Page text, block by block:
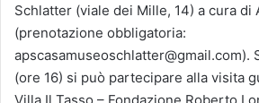
Schlatter (viale dei Mille, 14) a cura di
(prenotazione obbligatoria:
apscasamuseoschlatter@gmail.com).
(ore 16) si può partecipare alla visita
Villa Il Tasso – Fondazione Roberto